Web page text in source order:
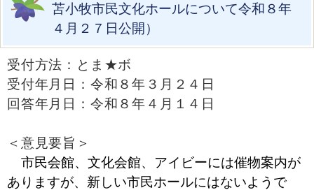
苫小牧市民文化ホールについて令和８年
４月２７日公開）
受付方法：とま★ボ
受付年月日：令和８年３月２４日
回答年月日：令和８年４月１４日
＜意見要旨＞
市民会館、文化会館、アイビーには催物案内が
ありますが、新しい市民ホールにはないようで